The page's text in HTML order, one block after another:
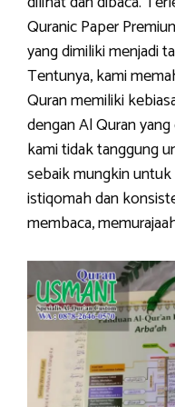
Quranic Paper
yang dimiliki menjadi
Tentunya, kami
Quran memiliki
dengan Al Quran
kami tidak tanggung
sebaik mungkin
istiqomah dan
membaca,